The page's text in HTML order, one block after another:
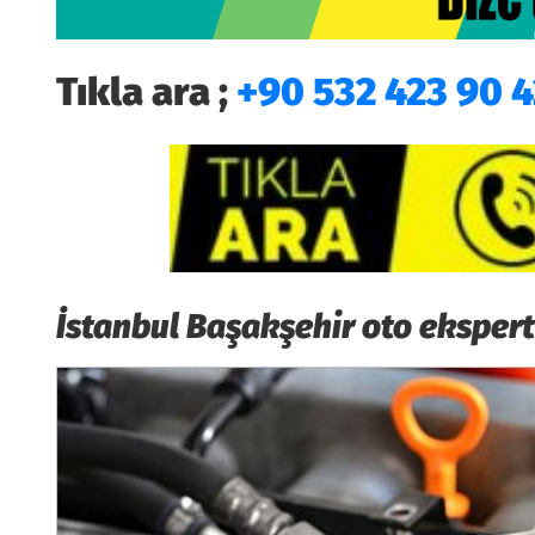
Tıkla ara ; +90 532 423 90
İstanbul Başakşehir oto